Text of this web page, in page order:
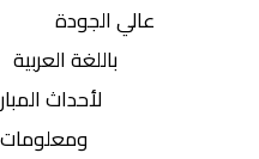
عالي الجودة
باللغة العربية
لأحداث